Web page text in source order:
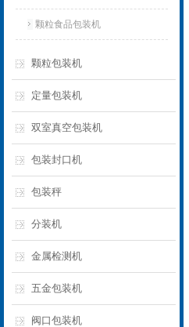
颗粒食品包装机
颗粒包装机
定量包装机
双室真空包装机
包装封口机
包装秤
分装机
金属检测机
五金包装机
阀口包装机